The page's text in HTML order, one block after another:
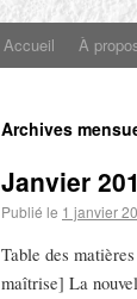
Accueil À
Archives
Janvier
Publié le 1 janvier
Table des
maîtrise] La